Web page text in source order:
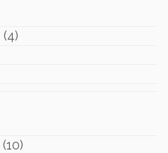
(4)
(10)